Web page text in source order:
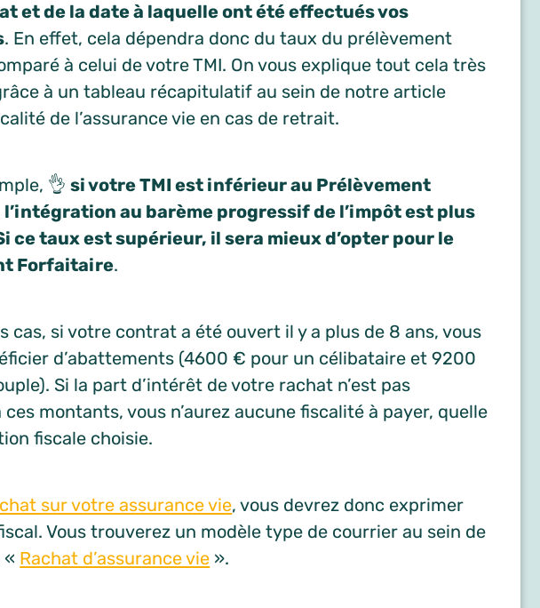
et de la date à laquelle ont été effectués vos
. En effet, cela dépendra donc du taux du prélèvement
à celui de votre TMI. On vous explique tout cela très
à un tableau récapitulatif au sein de notre article
de l’assurance vie en cas de retrait.
👌si votre TMI est inférieur au Prélèvement
au barème progressif de l’impôt est plus
ce taux est supérieur, il sera mieux d’opter pour le
Forfaitaire.
cas, si votre contrat a été ouvert il y a plus de 8 ans, vous
d’abattements (4600 € pour un célibataire et 9200
Si la part d’intérêt de votre rachat n’est pas
montants, vous n’aurez aucune fiscalité à payer, quelle
fiscale choisie.
sur votre assurance vie, vous devrez donc exprimer
Vous trouverez un modèle type de courrier au sein de
« Rachat d’assurance vie ».